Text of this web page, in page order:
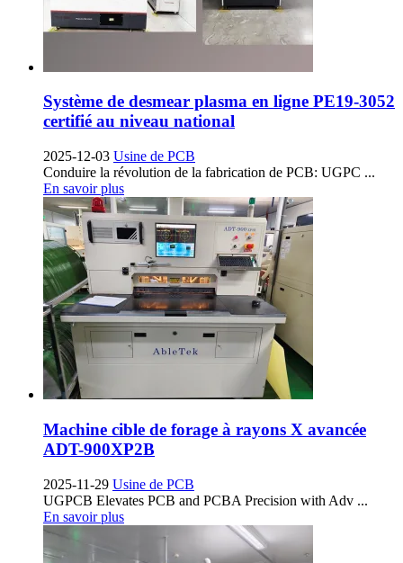
Système de desmear plasma en ligne PE19-3052
certifié au niveau national
2025-12-03 Usine de PCB
Conduire la révolution de la fabrication de PCB: UGPC ...
En savoir plus
Machine cible de forage à rayons X avancée
ADT-900XP2B
2025-11-29 Usine de PCB
UGPCB Elevates PCB and PCBA Precision with Adv ...
En savoir plus